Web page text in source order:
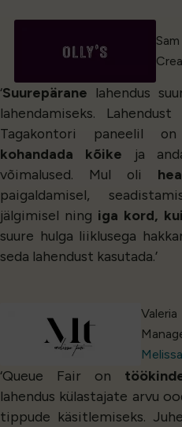
‘Suurepärane lahendus
lahendamiseks.
Tagakontori paneelil
kohandada kõike ja
võimalused. Mul oli
paigaldamisel,
jälgimisel ning iga kord, kui
suure hulga liiklusega
seda lahendust kasutada.’
‘Queue Fair on
lahendus külastajate arvu
tippude käsitlemiseks.